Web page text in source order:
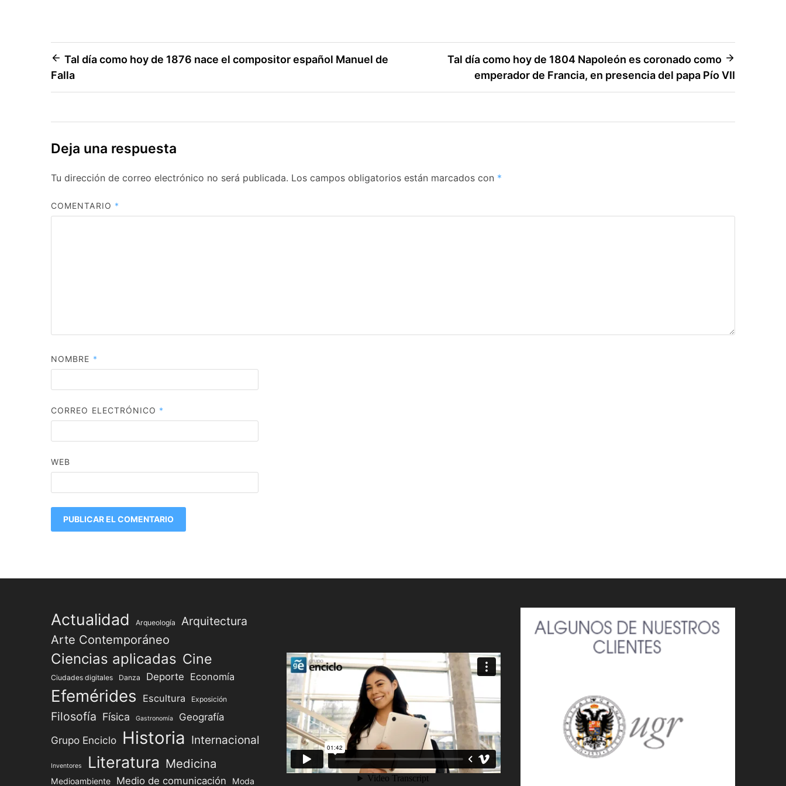
Navegación
de
Tal día como hoy de 1876 nace el compositor español Manuel de
Falla
Tal día como hoy de 1804 Napoleón es coronado como
emperador de Francia, en presencia del papa Pío VII
Deja una respuesta
Tu dirección de correo electrónico no será publicada. Los campos obligatorios están marcados con *
COMENTARIO *
NOMBRE *
CORREO ELECTRÓNICO *
WEB
Actualidad Arqueología Arquitectura
Arte Contemporáneo
Ciencias aplicadas Cine
Ciudades digitales Danza Deporte Economía
Efemérides Escultura Exposición
Filosofía Física Gastronomía Geografía
Grupo Enciclo Historia Internacional
Inventores Literatura Medicina
Medioambiente Medio de comunicación Moda